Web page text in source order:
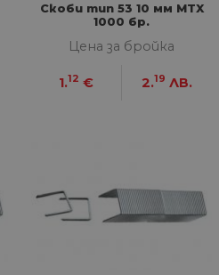
Скоби тип 53 10 мм MTX
1000 бр.
Цена за бройка
1.12 € 2.19 ЛВ.